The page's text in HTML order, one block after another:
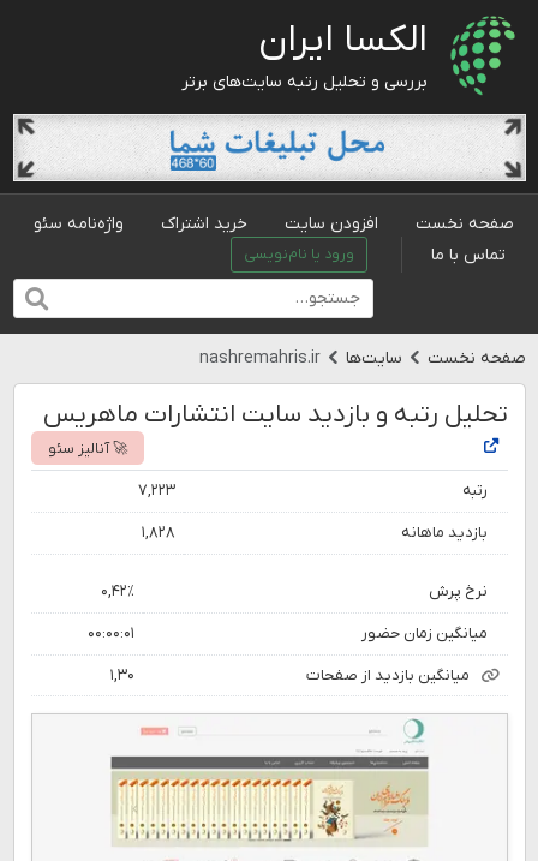
الکسا ایران
بررسی و تحلیل رتبه سایت‌های برتر
صفحه نخست افزودن سایت خرید اشتراک
واژه‌نامه سئو
تماس با ما
ورود یا نام‌نویسی
صفحه نخست سایت‌ها nashremahris.ir
تحلیل رتبه و بازدید سایت انتشارات ماهریس
🚀 آنالیز سئو
رتبه ۷,۲۲۳
بازدید ماهانه ۱,۸۲۸
نرخ پرش ۰,۴۲٪
میانگین زمان حضور ۰۰:۰۰:۰۱
میانگین بازدید از صفحات ۱,۳۰